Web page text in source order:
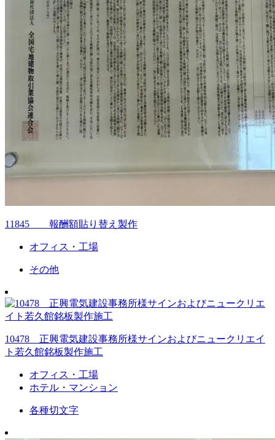
11845 報酬額貼り替え製作
オフィス・工場
その他
10478 正興電気建設事務所様サインおよびニュークリエイ
ト若久館銘板製作施工
オフィス・工場
ホテル・マンション
各種切文字